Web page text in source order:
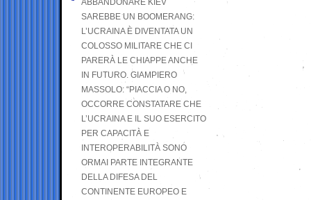
ABBANDONARE KIEV
SAREBBE UN BOOMERANG:
L’UCRAINA È DIVENTATA UN
COLOSSO MILITARE CHE CI
PARERÀ LE CHIAPPE ANCHE
IN FUTURO. GIAMPIERO
MASSOLO: “PIACCIA O NO,
OCCORRE CONSTATARE CHE
L’UCRAINA E IL SUO ESERCITO
PER CAPACITÀ E
INTEROPERABILITÀ SONO
ORMAI PARTE INTEGRANTE
DELLA DIFESA DEL
CONTINENTE EUROPEO E